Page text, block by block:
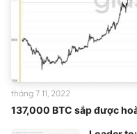
137,000 BTC sắp được
tháng 7 11, 2022